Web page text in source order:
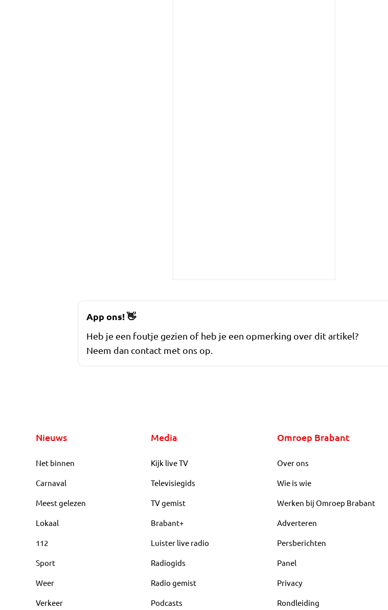
App ons!👋
Heb je een foutje gezien of heb je een opmerking over dit artikel?
Neem dan contact met ons op.
Nieuws
Net binnen
Carnaval
Meest gelezen
Lokaal
112
Sport
Weer
Verkeer
Media
Kijk live TV
Televisiegids
TV gemist
Brabant+
Luister live radio
Radiogids
Radio gemist
Podcasts
Omroep Brabant
Over ons
Wie is wie
Werken bij Omroep Brabant
Adverteren
Persberichten
Panel
Privacy
Rondleiding